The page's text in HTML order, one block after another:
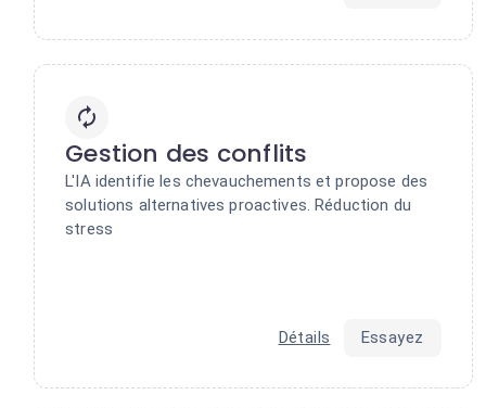
Gestion des conflits
L'IA identifie les chevauchements et propose des
solutions alternatives proactives. Réduction du
stress
Détails Essayez